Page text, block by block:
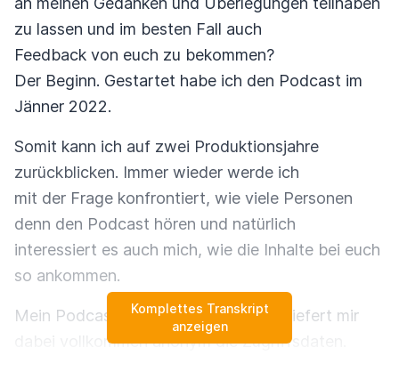
Komplettes Transkript
anzeigen
zu lassen und im besten Fall auch
Feedback von euch zu bekommen?
Der Beginn. Gestartet habe ich den Podcast im
Jänner 2022.
Somit kann ich auf zwei Produktionsjahre
zurückblicken. Immer wieder werde ich
mit der Frage konfrontiert, wie viele Personen
denn den Podcast hören und natürlich
interessiert es auch mich, wie die Inhalte bei euch
so ankommen.
Mein Podcast-Hoster Let's Cast FM liefert mir
dabei vollkommen anonym die Zugriffsdaten.